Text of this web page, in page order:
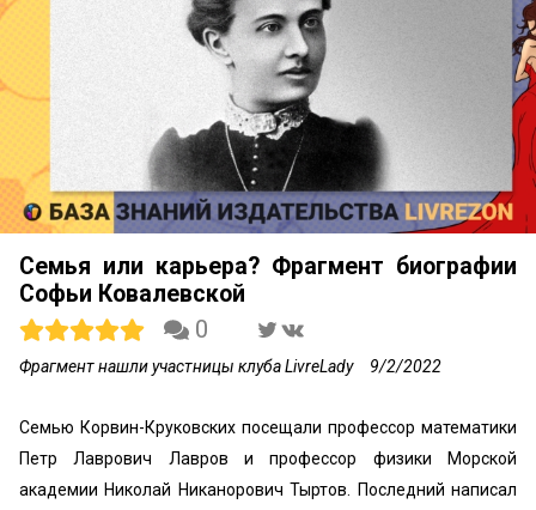
Семья или карьера? Фрагмент биографии
Софьи Ковалевской
0
Фрагмент нашли участницы клуба LivreLady 9/2/2022
Семью Корвин-Круковских посещали профессор мате­матики
Петр Лаврович Лавров и профессор физики Морской
академии Николай Никанорович Тыртов. Пос­ледний написал